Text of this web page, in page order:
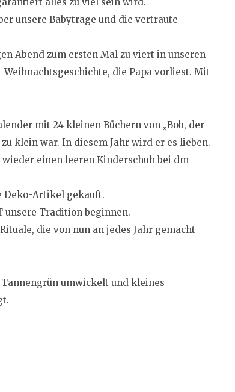
unsere Babytrage und die vertraute
Abend zum ersten Mal zu viert in unseren
die Papa vorliest. Mit
mit 24 kleinen Büchern von „Bob, der
klein war. In diesem Jahr wird er es lieben.
einen leeren Kinderschuh bei dm
Deko-Artikel gekauft.
unsere Tradition beginnen.
die von nun an jedes Jahr gemacht
umwickelt und kleines